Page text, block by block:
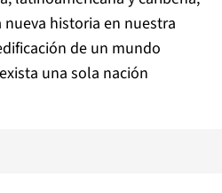
historia en nuestra
de un mundo
una sola nación